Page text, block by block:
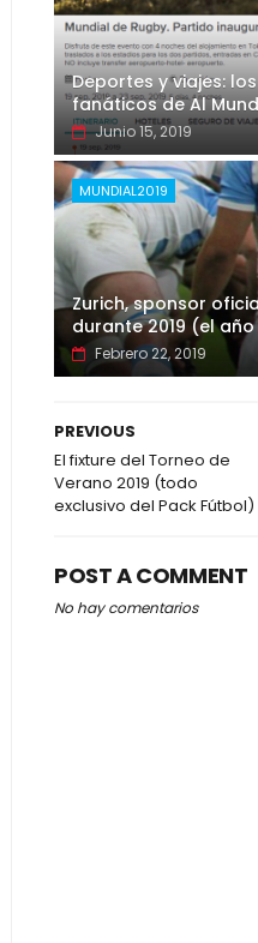
Deportes y viajes:
fanáticos de Al
Junio 15, 2019
MUNDIAL2019
Zurich, sponsor
durante 2019 (el
Febrero 22, 2019
PREVIOUS
El fixture del Torneo de
Verano 2019 (todo
exclusivo del Pack Fútbol)
POST A COMMENT
No hay comentarios